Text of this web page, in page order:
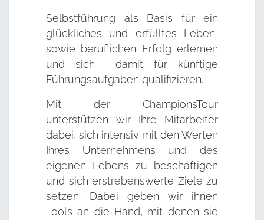
Selbstführung als Basis für ein
glückliches und erfülltes Leben
sowie beruflichen Erfolg erlernen
und sich damit für künftige
Führungsaufgaben qualifizieren.
Mit der ChampionsTour
unterstützen wir Ihre Mitarbeiter
dabei, sich intensiv mit den Werten
Ihres Unternehmens und des
eigenen Lebens zu beschäftigen
und sich erstrebenswerte Ziele zu
setzen. Dabei geben wir ihnen
Tools an die Hand, mit denen sie